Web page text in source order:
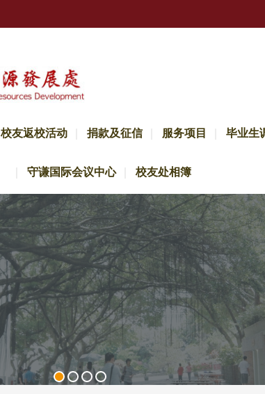
校友返校活动 捐款及征信 服务项目 毕业生
守谦国际会议中心 校友处相簿